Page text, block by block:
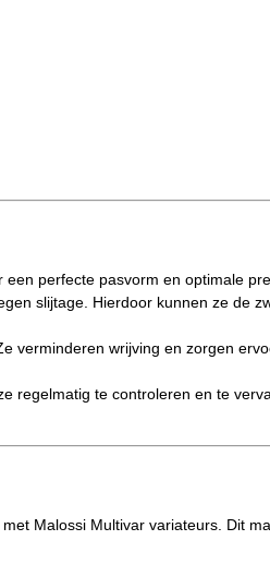
perfecte pasvorm en optimale
slijtage. Hierdoor kunnen ze de
verminderen wrijving en zorgen
regelmatig te controleren en te
Malossi Multivar variateurs. Dit